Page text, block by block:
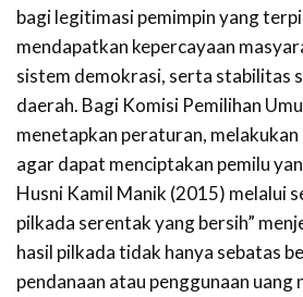
bagi legitimasi pemimpin yang
mendapatkan kepercayaan
sistem demokrasi, serta stabilitas
daerah. Bagi Komisi Pemilihan
menetapkan peraturan,
agar dapat menciptakan pemilu
Husni Kamil Manik (2015) melalui
pilkada serentak yang bersih”
hasil pilkada tidak hanya sebatas
pendanaan atau penggunaan uang